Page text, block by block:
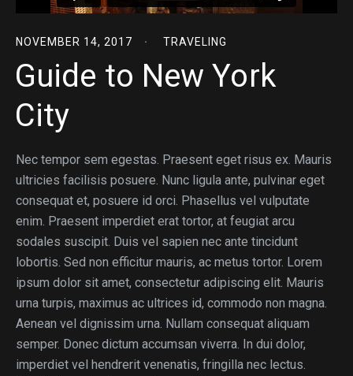
NOVEMBER 14, 2017 TRAVELING
Guide to New York
City
Nec tempor sem egestas. Praesent eget risus ex. Mauris
ultricies facilisis posuere. Nunc ligula ante, pulvinar eget
consequat et, posuere id orci. Phasellus vel vulputate
enim. Praesent imperdiet erat tortor, at feugiat arcu
sodales suscipit. Duis vel sapien nec ante tincidunt
lobortis. Sed non efficitur mauris, ac metus tortor. Lorem
ipsum dolor sit amet, consectetur adipiscing elit. Mauris
urna turpis, maximus ac ultrices id, commodo non magna.
Aenean vel dignissim urna. Nullam consequat aliquam
semper. Donec dictum accumsan viverra. In dui dolor,
imperdiet vel hendrerit venenatis, fringilla nec lectus.